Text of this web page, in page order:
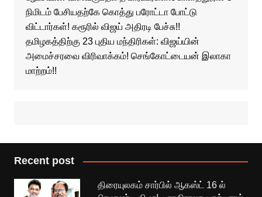
நிமிடம் பேசியதற்கே கொத்து பரோட்டா போட்டு
விட்டார்கள்! கரூரில் விஜய் அதிரடி பேச்சு!!
தமிழகத்திற்கு 23 புதிய மந்திரிகள்: விஜய்யின்
அமைச்சரவை விரிவாக்கம்! செங்கோட்டையன் இலாகா
மாற்றம்!!
Recent post
திரையுலகம் சார்பில் ஆகஸ்ட் 16 ல்